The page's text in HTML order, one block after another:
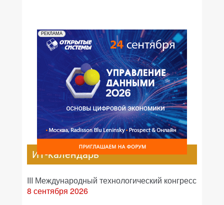
РЕКЛАМА
ИТ-календарь
III Международный технологический конгресс
8 сентября 2026